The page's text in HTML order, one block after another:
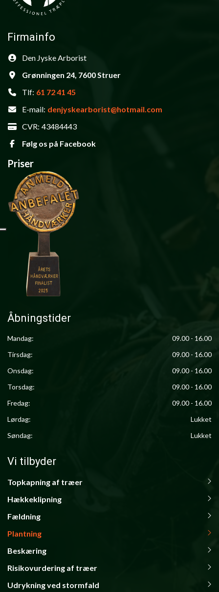
Firmainfo
Den Jyske Arborist
Grønningen 24, 7600 Struer
Tlf: 61 72 41 45
E-mail: denjyskearborist@hotmail.com
CVR: 43484443
Følg os på Facebook
Priser
Åbningstider
Mandag:
09.00 - 16.00
Tirsdag:
09.00 - 16.00
Onsdag:
09.00 - 16.00
Torsdag:
09.00 - 16.00
Fredag:
09.00 - 16.00
Lørdag:
Lukket
Søndag:
Lukket
Vi tilbyder
Primær
navigation
Topkapning af træer
Hækkeklipning
Fældning
Plantning
Beskæring
Risikovurdering af træer
Udrykning ved stormfald